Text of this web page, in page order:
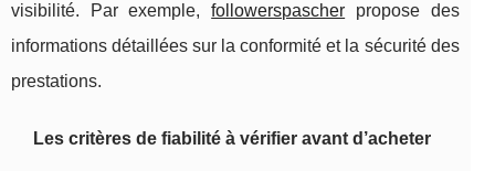
visibilité. Par exemple,followerspascher propose des
informations détaillées sur la conformité et la sécurité des
prestations.
Les critères de fiabilité à vérifier avant d’acheter